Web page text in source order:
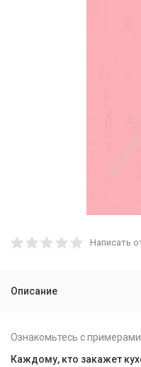
Написать
Описание
Ознакомьтесь с примерами
Каждому, кто закажет